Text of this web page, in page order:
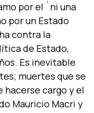
por el `ni una
por un Estado
contra la
de Estado,
Es inevitable
muertes que se
hacerse cargo y el
Mauricio Macri y